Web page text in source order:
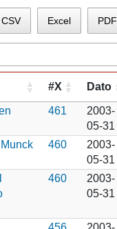
CSV Excel PDF
#X Dato
461
2003-
05-31
460
2003-
05-31
460
2003-
05-31